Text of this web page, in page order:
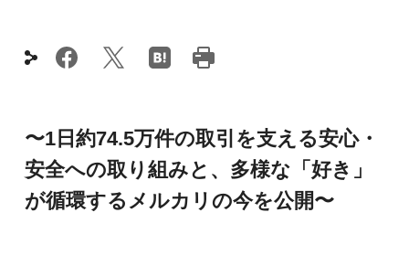
〜1日約74.5万件の取引を支える安心・
安全への取り組みと、多様な「好き」
が循環するメルカリの今を公開〜